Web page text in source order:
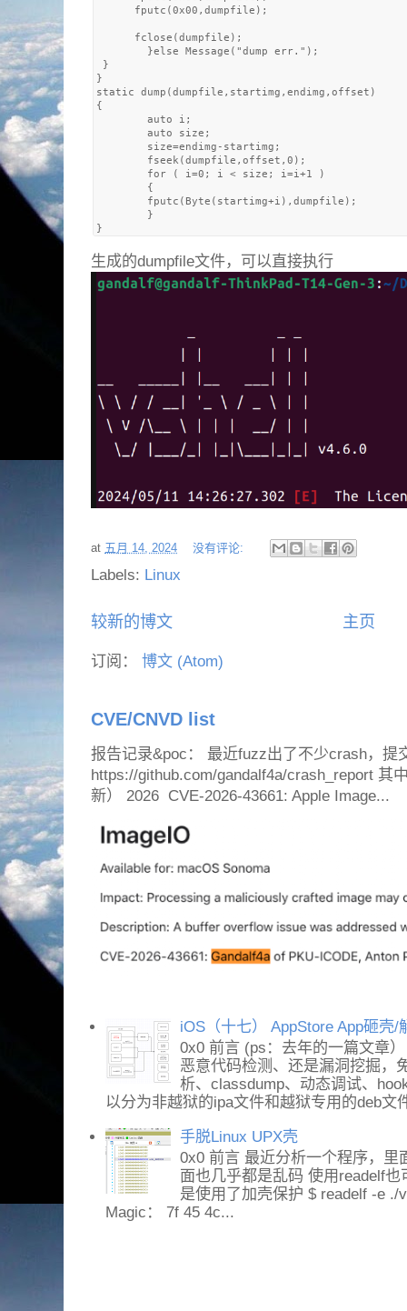
      fputc(0x00,dumpfile);
      fclose(dumpfile);
        }else Message("dump err.");
}
}
static dump(dumpfile,startimg,endimg,offset)
{
        auto i;
        auto size;
        size=endimg-startimg;
        fseek(dumpfile,offset,0);
        for ( i=0; i < size; i=i+1 )
        {
        fputc(Byte(startimg+i),dumpfile);
        }
生成的dumpfile文件，可以直接执行
at 五月 14, 2024 没有评论:
Labels: Linux
较新的博文 主页
订阅： 博文 (Atom)
CVE/CNVD list
报告记录&poc： 最近fuzz出了不少crash，提
https://github.com/gandalf4a/crash_report 其
新） 2026 CVE-2026-43661: Apple Image...
iOS（十七） AppStore App砸壳/
0x0 前言 (ps：去年的一篇文章
恶意代码检测、还是漏洞挖掘，
析、classdump、动态调试、
以分为非越狱的ipa文件和越狱专用的deb文
手脱Linux UPX壳
0x0 前言 最近分析一个程序，
面也几乎都是乱码 使用readelf
是使用了加壳保护 $ readelf -e ./
Magic： 7f 45 4c...